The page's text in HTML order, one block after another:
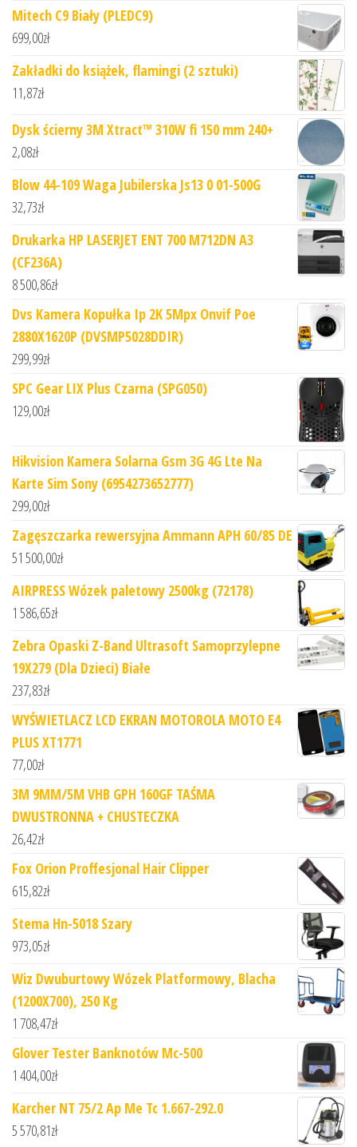
Mitech C9 Biały (PLEDC9)
699,00zł
Zakładki do książek, flamingi (2 sztuki)
11,87zł
Dysk ścierny 3M Xtract™ 310W fi 150 mm 240+
2,08zł
Blow 44-109 Waga Jubilerska Js13 0 01-500G
32,73zł
Drukarka HP LASERJET ENT 700 M712DN A3
(CF236A)
8 500,86zł
Dvs Kamera Kopułka Ip 2K 5Mpx Onvif Poe
2880X1620P (DVSMP5028DDIR)
299,99zł
SPC Gear LIX Plus Czarna (SPG050)
129,00zł
Hikvision Kamera Solarna Gsm 3G 4G Lte Na
Karte Sim Sony (6954273652777)
299,00zł
Zagęszczarka rewersyjna Ammann APH 60/85 DE
51 500,00zł
AIRPRESS Wózek paletowy 2500kg (72178)
1 586,65zł
Zebra Opaski Z-Band Ultrasoft Samoprzylepne
19X279 (Dla Dzieci) Białe
237,83zł
WYŚWIETLACZ LCD EKRAN MOTOROLA MOTO E4
PLUS XT1771
77,00zł
3M 9MM/5M VHB GPH 160GF TAŚMA
DWUSTRONNA + CHUSTECZKA
26,42zł
Fox Orion Proffesjonal Hair Clipper
615,82zł
Stema Hn-5018 Szary
973,05zł
Wiz Dwuburtowy Wózek Platformowy, Blacha
(1200X700), 250 Kg
1 708,47zł
Glover Tester Banknotów Mc-500
1 404,00zł
Karcher NT 75/2 Ap Me Tc 1.667-292.0
5 570,81zł